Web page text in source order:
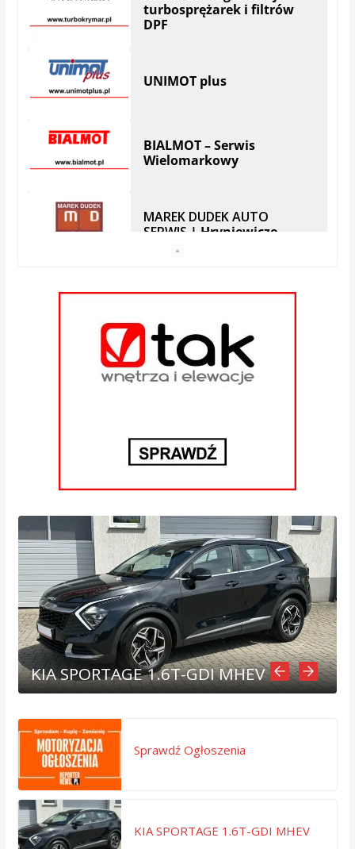
UNIMOT plus
BIALMOT – Serwis
Wielomarkowy
MAREK DUDEK AUTO
SERWIS| Hryniewicze
Serwis SKODA
Auto Serwis – Robert
KIA SPORTAGE 1.6T-GDI MHEV
Sprawdź Ogłoszenia
KIA SPORTAGE 1.6T-GDI MHEV